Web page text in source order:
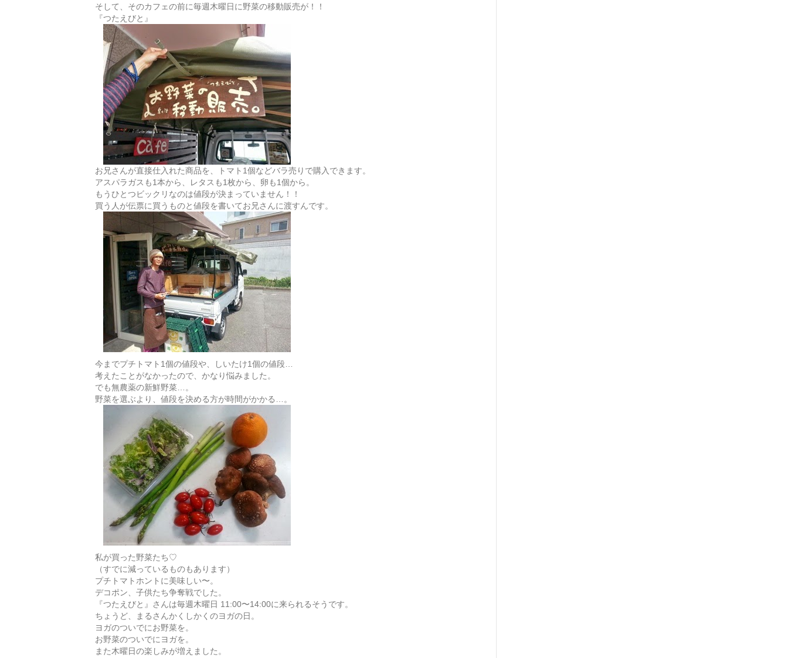
そして、そのカフェの前に毎週木曜日に野菜の移動販売が！！
『つたえびと』
お兄さんが直接仕入れた商品を、トマト1個などバラ売りで購入できます。
アスパラガスも1本から、レタスも1枚から、卵も1個から。
もうひとつビックリなのは値段が決まっていません！！
買う人が伝票に買うものと値段を書いてお兄さんに渡すんです。
今までプチトマト1個の値段や、しいたけ1個の値段…
考えたことがなかったので、かなり悩みました。
でも無農薬の新鮮野菜…。
野菜を選ぶより、値段を決める方が時間がかかる…。
私が買った野菜たち♡
（すでに減っているものもあります）
プチトマト ホントに美味しい〜。
デコポン、子供たち争奪戦でした。
『つたえびと』さんは毎週木曜日 11:00〜14:00に来られるそうです。
ちょうど、まるさんかくしかくのヨガの日。
ヨガのついでにお野菜を。
お野菜のついでにヨガを。
また木曜日の楽しみが増えました。